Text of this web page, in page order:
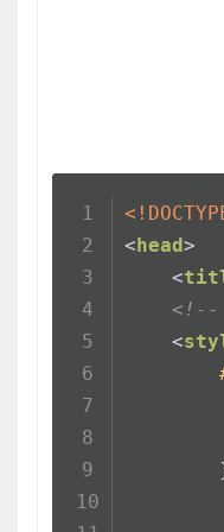
<head>
<
<!--
<